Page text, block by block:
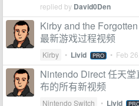
replied by David0Den
Kirby and the
最新游戏过程视频
Kirby • Livid PRO • Feb
Nintendo Direct 任天
布的所有新视频
Nintendo Switch • Livid